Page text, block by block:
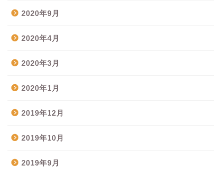
2020年9月
2020年4月
2020年3月
2020年1月
2019年12月
2019年10月
2019年9月